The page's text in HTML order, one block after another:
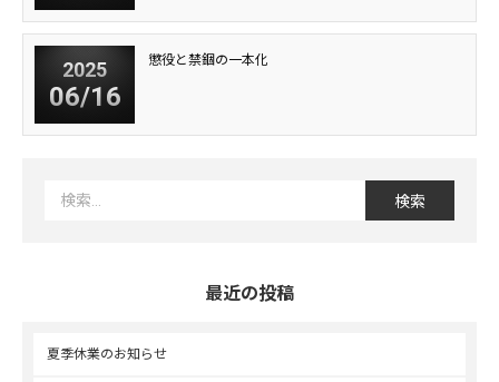
2025
06/16
懲役と禁錮の一本化
最近の投稿
夏季休業のお知らせ